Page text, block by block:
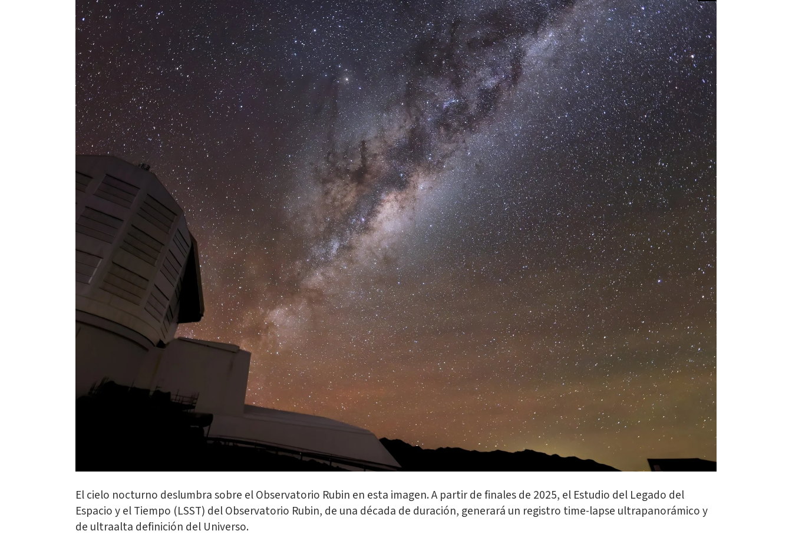
El cielo nocturno deslumbra sobre el Observatorio Rubin en esta imagen. A partir de finales de 2025, el Estudio del Legado del
Espacio y el Tiempo (LSST) del Observatorio Rubin, de una década de duración, generará un registro time-lapse ultrapanorámico y
de ultraalta definición del Universo.